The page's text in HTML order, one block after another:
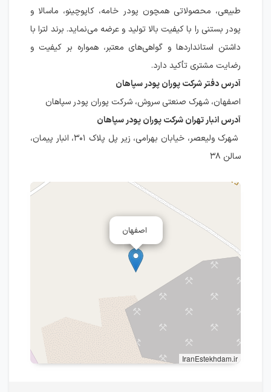
طبیعی، محصولاتی همچون پودر خامه، کاپوچینو، ماسالا و
پودر بستنی را با کیفیت بالا تولید و عرضه می‌نماید. برند لترا با
داشتن استانداردها و گواهی‌های معتبر، همواره بر کیفیت و
رضایت مشتری تأکید دارد.
آدرس دفتر شرکت پوران پودر سپاهان
اصفهان، شهرک صنعتی سروش، شرکت پوران پودر سپاهان
آدرس انبار تهران شرکت پوران پودر سپاهان
شهرک ولیعصر، خیابان بهرامی، زیر پل پلاک ۳۰۱، انبار پیمان،
سالن ۳۸
اصفهان
IranEstekhdam.ir